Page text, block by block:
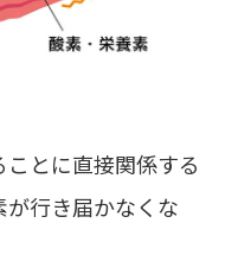
とに直接関係する
行き届かなくな